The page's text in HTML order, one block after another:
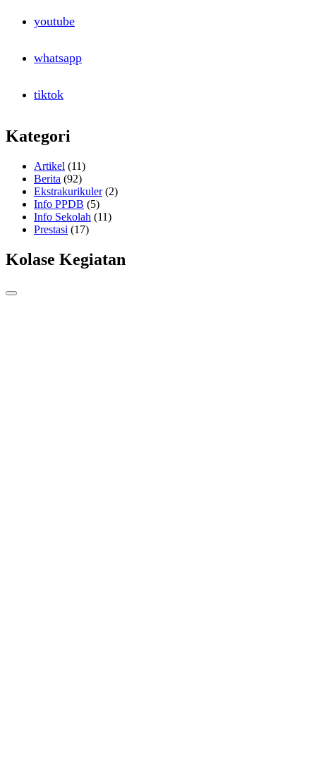
youtube
whatsapp
tiktok
Kategori
Artikel (11)
Berita (92)
Ekstrakurikuler(2)
Info PPDB (5)
Info Sekolah (11)
Prestasi (17)
Kolase Kegiatan